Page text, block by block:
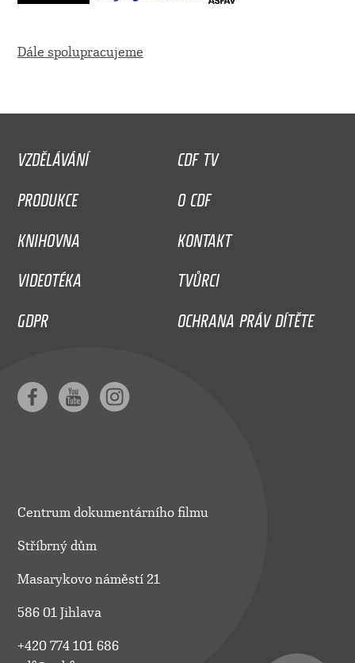
Dále spolupracujeme
VZDĚLÁVÁNÍ
CDF TV
PRODUKCE
O CDF
KNIHOVNA
KONTAKT
VIDEOTÉKA
TVŮRCI
GDPR
OCHRANA PRÁV DÍTĚTE
Centrum dokumentárního filmu
Stříbrný dům
Masarykovo náměstí 21
586 01 Jihlava
+420 774 101 686